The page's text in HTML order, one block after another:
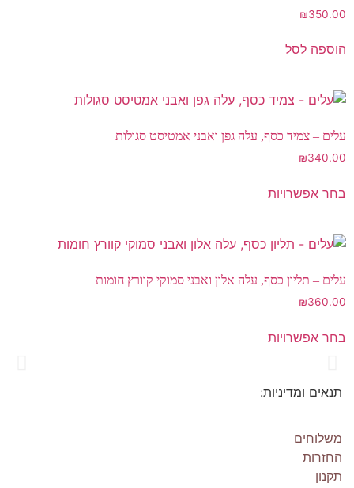
₪350.00
הוספה לסל
עלים – צמיד כסף, עלה גפן ואבני אמטיסט סגולות
₪340.00
בחר אפשרויות
עלים – תליון כסף, עלה אלון ואבני סמוקי קוורץ חומות
₪360.00
בחר אפשרויות
Os Collection
New on Store
תנאים ומדיניות:
משלוחים
החזרות
תקנון